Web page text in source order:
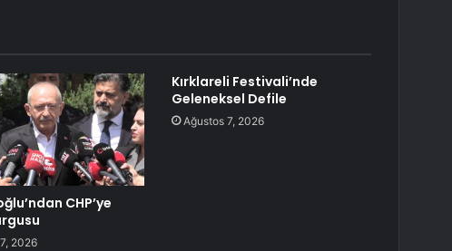
CHP’ye
2026
Kırklareli Festivali’nde
Geleneksel Defile
Ağustos 7, 2026